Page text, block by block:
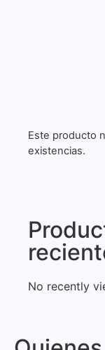
Este producto
existencias.
No recently